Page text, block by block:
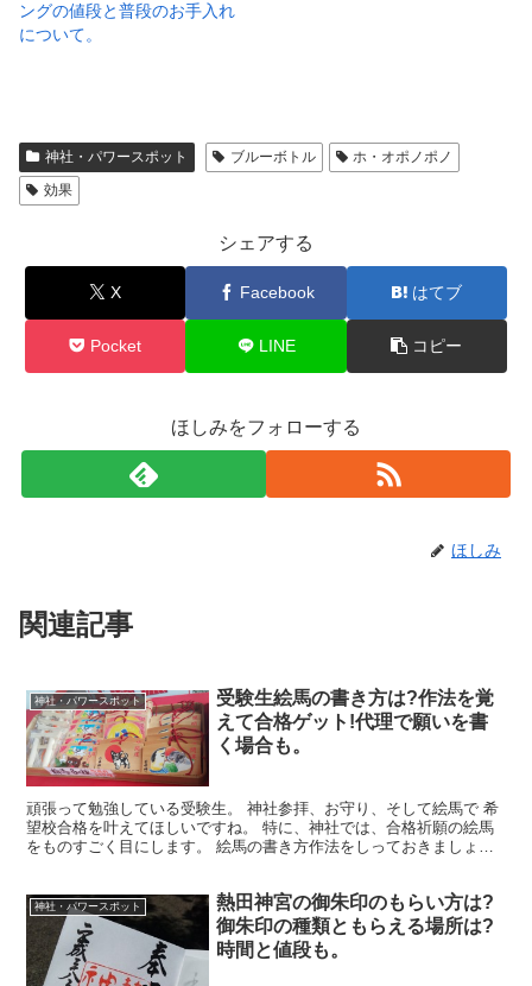
ングの値段と普段のお手入れ
について。
神社・パワースポット ブルーボトル
ホ・オポノポノ
効果
シェアする
X Facebook はてブ
Pocket LINE コピー
ほしみをフォローする
ほしみ
関連記事
神社・パワースポット
受験生絵馬の書き方は?作法を覚
えて合格ゲット!代理で願いを書
く場合も。
頑張って勉強している受験生。 神社参拝、お守り、そして絵馬で 希
望校合格を叶えてほしいですね。 特に、神社では、合格祈願の絵馬
をものすごく目にします。 絵馬の書き方作法をしっておきましょ
神社・パワースポット
熱田神宮の御朱印のもらい方は?
御朱印の種類ともらえる場所は?
時間と値段も。